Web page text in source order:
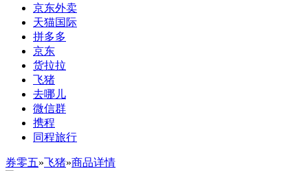
京东外卖
天猫国际
拼多多
京东
货拉拉
飞猪
去哪儿
微信群
携程
同程旅行
券零五»飞猪»商品详情